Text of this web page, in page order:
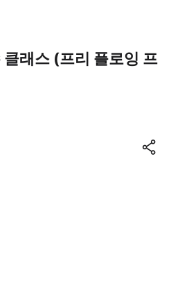
래스 (프리 플로잉 프